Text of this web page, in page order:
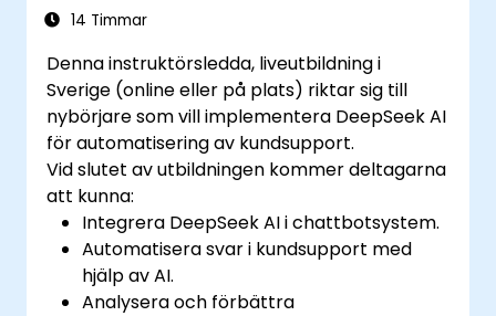
14 Timmar
Denna instruktörsledda, liveutbildning i
Sverige (online eller på plats) riktar sig till
nybörjare som vill implementera DeepSeek AI
för automatisering av kundsupport.
Vid slutet av utbildningen kommer deltagarna
att kunna:
Integrera DeepSeek AI i chattbotsystem.
Automatisera svar i kundsupport med
hjälp av AI.
Analysera och förbättra